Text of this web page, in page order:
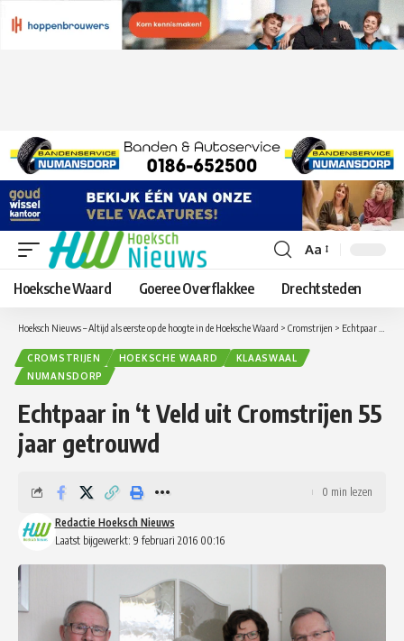
Lettergrootte
aanpassen
Aa
Hoeksche Waard Goeree Overflakkee Drechtsteden
Hoeksch Nieuws – Altijd als eerste op de hoogte in de Hoeksche Waard > Cromstrijen > Echtpaar in ‘t Veld uit Cromstrijen 55 jaar getrouwd
CROMSTRIJEN HOEKSCHE WAARD
KLAASWAAL
NUMANSDORP
Echtpaar in ‘t Veld uit Cromstrijen 55
jaar getrouwd
Laatst bijgewerkt: 9 februari 2016 00:16
Redactie Hoeksch Nieuws
0 min lezen